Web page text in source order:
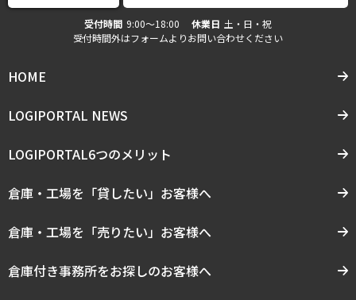
受付時間 9:00〜18:00 休業日 土・日・祝
受付時間外はフォームよりお問い合わせください
HOME
LOGIPORTAL NEWS
LOGIPORTAL6つのメリット
倉庫・工場を「貸したい」お客様へ
倉庫・工場を「売りたい」お客様へ
倉庫付き事務所をお探しのお客様へ